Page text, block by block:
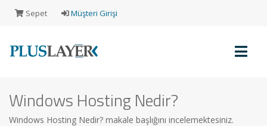
Sepet Müşteri Girişi
Müşteri
Girişi
Windows Hosting Nedir?
Windows Hosting Nedir? makale başlığını incelemektesiniz.